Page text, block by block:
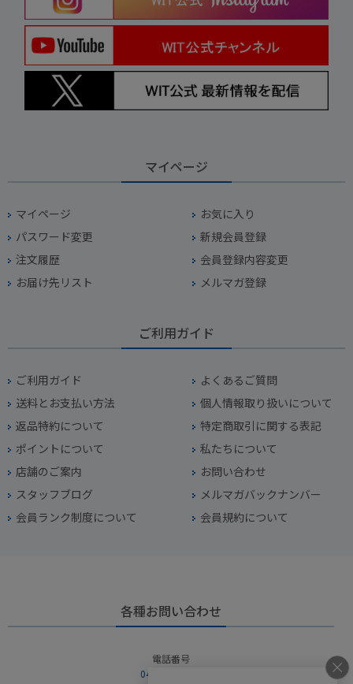
マイページ
マイページ
お気に入り
パスワード変更
新規会員登録
注文履歴
会員登録内容変更
お届け先リスト
メルマガ登録
ご利用ガイド
ご利用ガイド
よくあるご質問
送料とお支払い方法
個人情報取り扱いについて
返品特約について
特定商取引に関する表記
ポイントについて
私たちについて
店舗のご案内
お問い合わせ
スタッフブログ
メルマガバックナンバー
会員ランク制度について
会員規約について
各種お問い合わせ
電話番号
045-949-2451